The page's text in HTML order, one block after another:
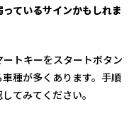
ているサインかもしれま
トキーをスタートボタン
種が多くあります。手順
てみてください。